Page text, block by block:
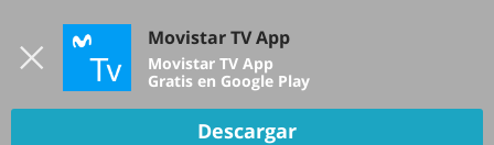
TV EN VIVO
Movistar TV App
Movistar TV App
Gratis en Google Play
Descargar